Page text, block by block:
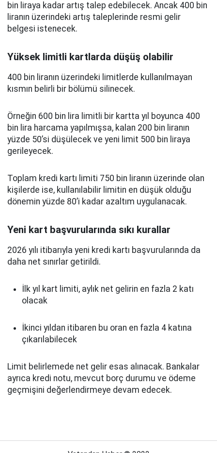
bin liraya kadar artış talep edebilecek. Ancak 400 bin
liranın üzerindeki artış taleplerinde resmi gelir
belgesi istenecek.
Yüksek limitli kartlarda düşüş olabilir
400 bin liranın üzerindeki limitlerde kullanılmayan
kısmın belirli bir bölümü silinecek.
Örneğin 600 bin lira limitli bir kartta yıl boyunca 400
bin lira harcama yapılmışsa, kalan 200 bin liranın
yüzde 50’si düşülecek ve yeni limit 500 bin liraya
gerileyecek.
Toplam kredi kartı limiti 750 bin liranın üzerinde olan
kişilerde ise, kullanılabilir limitin en düşük olduğu
dönemin yüzde 80’i kadar azaltım uygulanacak.
Yeni kart başvurularında sıkı kurallar
2026 yılı itibarıyla yeni kredi kartı başvurularında da
daha net sınırlar getirildi.
İlk yıl kart limiti, aylık net gelirin en fazla 2 katı
olacak
İkinci yıldan itibaren bu oran en fazla 4 katına
çıkarılabilecek
Limit belirlemede net gelir esas alınacak. Bankalar
ayrıca kredi notu, mevcut borç durumu ve ödeme
geçmişini değerlendirmeye devam edecek.